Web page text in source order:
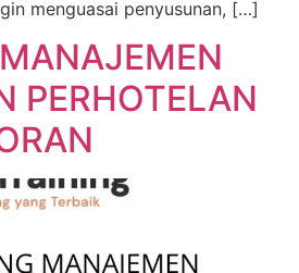
menguasai penyusunan, […]
PERHOTELAN